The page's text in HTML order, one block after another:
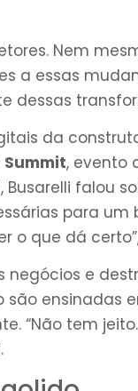
Nem
a essas
dessas
da
Summit, evento
Busarelli falou
para um
o que dá
e
ensinadas
“Não tem